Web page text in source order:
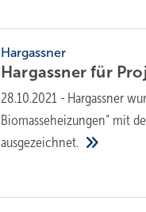
Hargassner
Hargassner für
28.10.2021 - Hargassner
Biomasseheizungen“ mit
ausgezeichnet.